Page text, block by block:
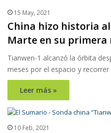
15 May, 2021
China hizo historia
Marte en su primera
Tianwen-1 alcanzó la órbita
meses por el espacio y
Leer más »
10 Feb, 2021